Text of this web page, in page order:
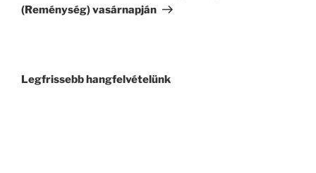
(Reménység) vasárnapján
Legfrissebb hangfelvételünk